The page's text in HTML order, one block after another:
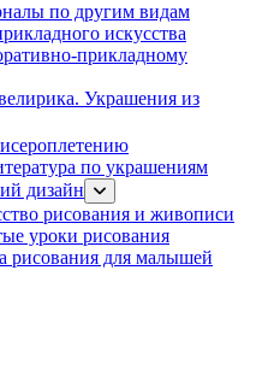
по другим видам
искусства
прикладному
Украшения из
по украшениям
дизайн
рисования и живописи
уроки рисования
рисования для малышей